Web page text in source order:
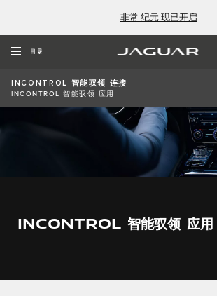
非常·纪元 现已开启
目录
INCONTROL 智能驭领 连接
INCONTROL 智能驭领 应用
INCONTROL 智能驭领 应用